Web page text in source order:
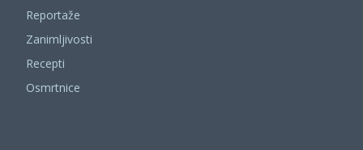
Reportaže
Zanimljivosti
Recepti
Osmrtnice